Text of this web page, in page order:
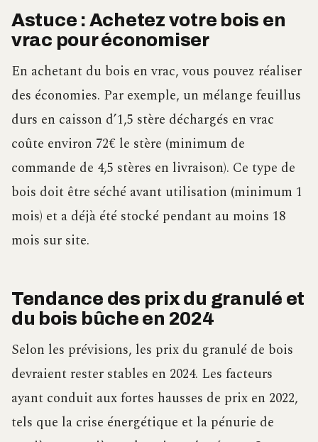
Astuce : Achetez votre bois en
vrac pour économiser
En achetant du bois en vrac, vous pouvez réaliser
des économies. Par exemple, un mélange feuillus
durs en caisson d’1,5 stère déchargés en vrac
coûte environ 72€ le stère (minimum de
commande de 4,5 stères en livraison). Ce type de
bois doit être séché avant utilisation (minimum 1
mois) et a déjà été stocké pendant au moins 18
mois sur site.
Tendance des prix du granulé et
du bois bûche en 2024
Selon les prévisions, les prix du granulé de bois
devraient rester stables en 2024. Les facteurs
ayant conduit aux fortes hausses de prix en 2022,
tels que la crise énergétique et la pénurie de